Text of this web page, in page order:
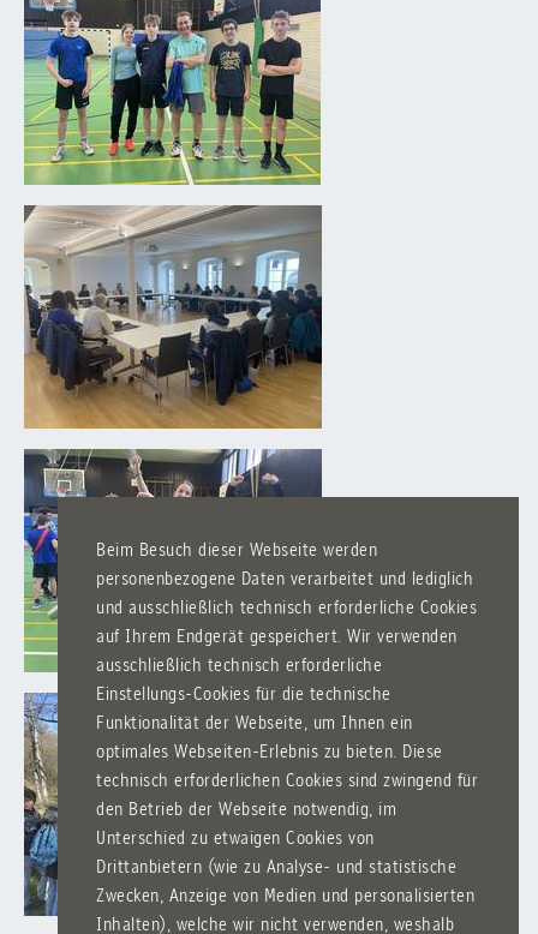
Beim Besuch dieser Webseite werden
personenbezogene Daten verarbeitet und lediglich
und ausschließlich technisch erforderliche Cookies
auf Ihrem Endgerät gespeichert. Wir verwenden
ausschließlich technisch erforderliche
Einstellungs-Cookies für die technische
Funktionalität der Webseite, um Ihnen ein
optimales Webseiten-Erlebnis zu bieten. Diese
technisch erforderlichen Cookies sind zwingend für
den Betrieb der Webseite notwendig, im
Unterschied zu etwaigen Cookies von
Drittanbietern (wie zu Analyse- und statistische
Zwecken, Anzeige von Medien und personalisierten
Inhalten), welche wir nicht verwenden, weshalb